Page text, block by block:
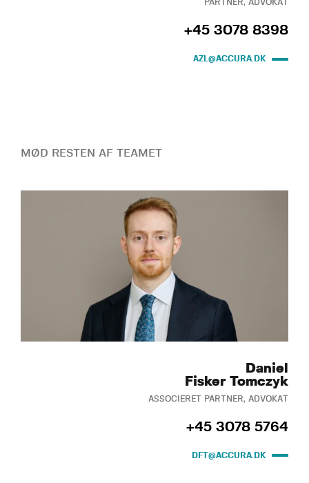
PARTNER, ADVOKAT
+45 3078 8398
AZL@ACCURA.DK
MØD RESTEN AF TEAMET
Daniel
Fisker Tomczyk
ASSOCIERET PARTNER, ADVOKAT
+45 3078 5764
DFT@ACCURA.DK